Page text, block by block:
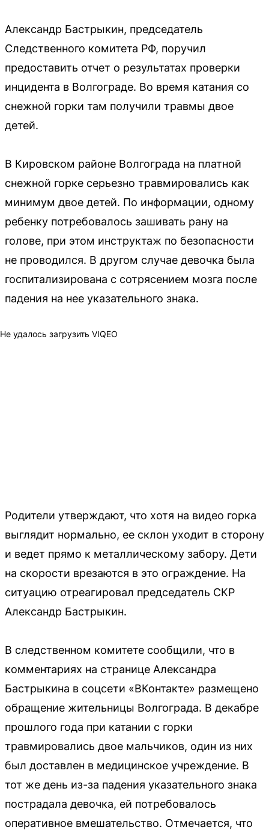
Александр Бастрыкин, председатель
Следственного комитета РФ, поручил
предоставить отчет о результатах проверки
инцидента в Волгограде. Во время катания со
снежной горки там получили травмы двое
детей.
В Кировском районе Волгограда на платной
снежной горке серьезно травмировались как
минимум двое детей. По информации, одному
ребенку потребовалось зашивать рану на
голове, при этом инструктаж по безопасности
не проводился. В другом случае девочка была
госпитализирована с сотрясением мозга после
падения на нее указательного знака.
Не удалось загрузить VIQEO
Родители утверждают, что хотя на видео горка
выглядит нормально, ее склон уходит в сторону
и ведет прямо к металлическому забору. Дети
на скорости врезаются в это ограждение. На
ситуацию отреагировал председатель СКР
Александр Бастрыкин.
В следственном комитете сообщили, что в
комментариях на странице Александра
Бастрыкина в соцсети «ВКонтакте» размещено
обращение жительницы Волгограда. В декабре
прошлого года при катании с горки
травмировались двое мальчиков, один из них
был доставлен в медицинское учреждение. В
тот же день из-за падения указательного знака
пострадала девочка, ей потребовалось
оперативное вмешательство. Отмечается, что